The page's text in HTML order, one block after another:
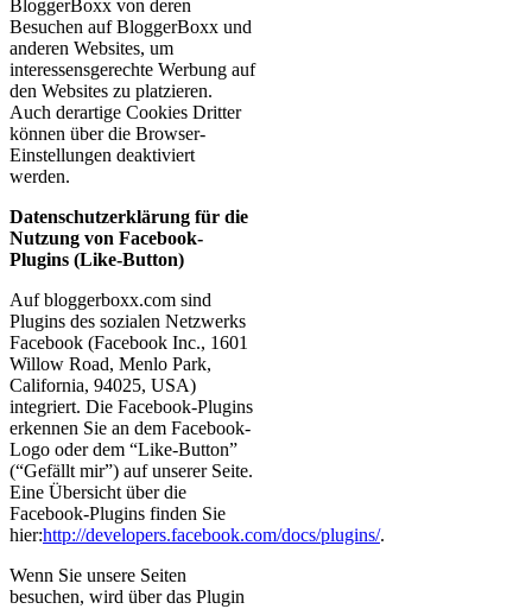
BloggerBoxx von deren
Besuchen auf BloggerBoxx und
anderen Websites, um
interessensgerechte Werbung auf
den Websites zu platzieren.
Auch derartige Cookies Dritter
können über die Browser-
Einstellungen deaktiviert
werden.
Datenschutzerklärung für die
Nutzung von Facebook-
Plugins (Like-Button)
Auf bloggerboxx.com sind
Plugins des sozialen Netzwerks
Facebook (Facebook Inc., 1601
Willow Road, Menlo Park,
California, 94025, USA)
integriert. Die Facebook-Plugins
erkennen Sie an dem Facebook-
Logo oder dem “Like-Button”
(“Gefällt mir”) auf unserer Seite.
Eine Übersicht über die
Facebook-Plugins finden Sie
hier:http://developers.facebook.com/docs/plugins/.
Wenn Sie unsere Seiten
besuchen, wird über das Plugin